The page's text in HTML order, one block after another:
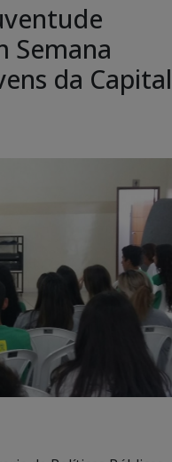
Semana
da Capital